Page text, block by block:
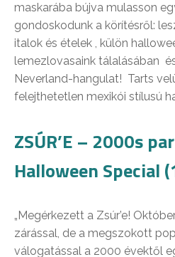
maskarába bújva mulasson
gondoskodunk a körítésről:
italok és ételek , külön
lemezlovasaink tálalásában
Neverland-hangulat! Tarts
felejthetetlen mexikói stílusú
ZSÚR’E – 2000s
Halloween Special
„Megérkezett a Zsúr’e!
zárással, de a megszokott pop,
válogatással a 2000 évektől